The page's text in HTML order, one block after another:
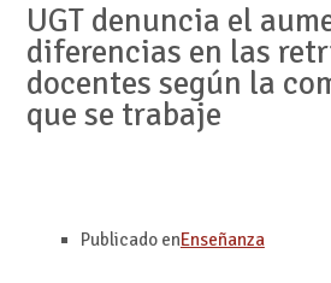
UGT denuncia el
diferencias en las
docentes según la
que se trabaje
Publicado enEnseñanza